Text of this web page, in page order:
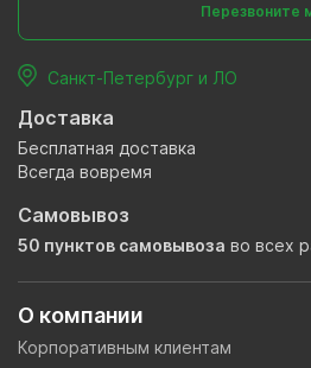
О компании
Корпоративным клиентам
Перезвоните
Санкт-Петербург и ЛО
Доставка
Бесплатная доставка
Всегда вовремя
Самовывоз
50 пунктов самовывоза во всех